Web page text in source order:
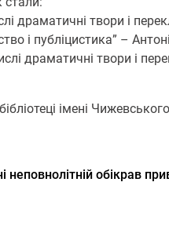
драматичні твори і
і публіцистика” –
драматичні твори і
імені
неповнолітній обікрав